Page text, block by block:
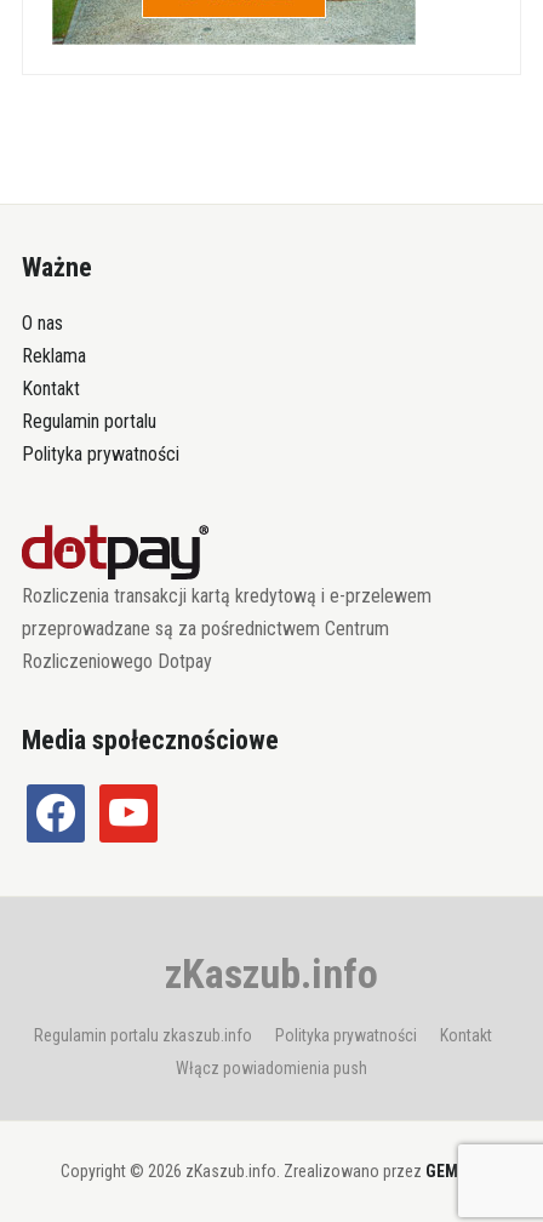
Ważne
O nas
Reklama
Kontakt
Regulamin portalu
Polityka prywatności
Rozliczenia transakcji kartą kredytową i e-przelewem
przeprowadzane są za pośrednictwem Centrum
Rozliczeniowego Dotpay
Media społecznościowe
facebook youtube
zKaszub.info
Regulamin portalu zkaszub.info Polityka prywatności
Kontakt
Włącz powiadomienia push
Copyright © 2026 zKaszub.info. Zrealizowano przez GEMBIT